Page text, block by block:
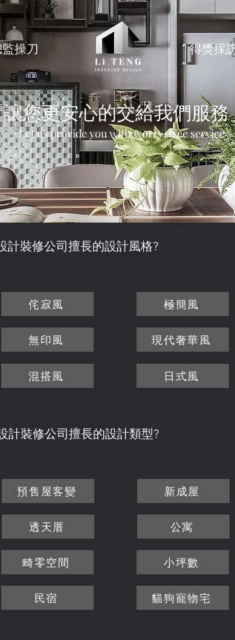
操刀 得獎採
您更安心的交給我們服務
Let us provide you with worry-free service
計裝修公司擅長的設計風格?
侘寂風 極簡風
無印風 現代奢華風
混搭風 日式風
計裝修公司擅長的設計類型?
預售屋客變 新成屋
透天厝
畸零空間
民宿
公寓
小坪數
貓狗寵物宅